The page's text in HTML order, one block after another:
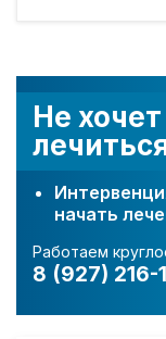
Не хочет
начать
Работаем
8 (927) 216-